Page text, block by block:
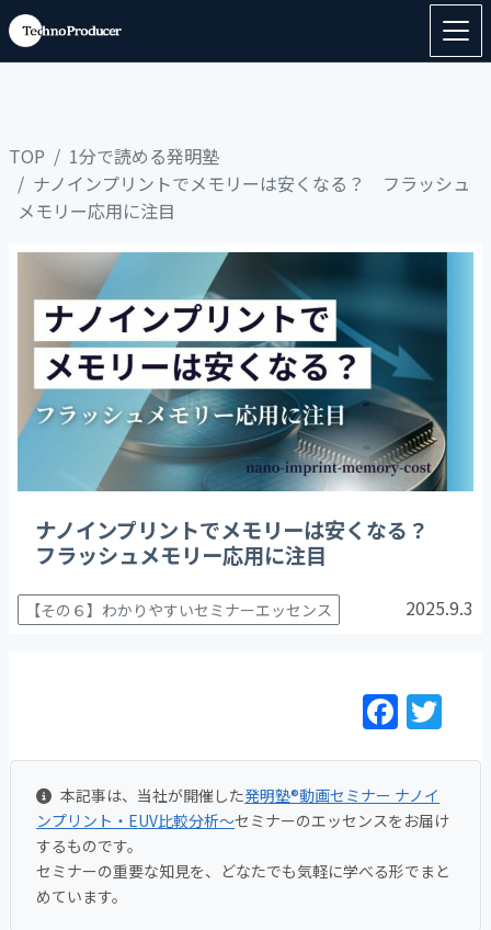
TOP
1分で読める発明塾
ナノインプリントでメモリーは安くなる？ フラッシュ
メモリー応用に注目
ナノインプリントでメモリーは安くなる？
フラッシュメモリー応用に注目
【その６】わかりやすいセミナーエッセンス 2025.9.3
F
a
c
e
b
o
itt
er
本記事は、当社が開催した発明塾®動画セミナー ナノイ
ンプリント・EUV比較分析～セミナーのエッセンスをお届け
するものです。
セミナーの重要な知見を、どなたでも気軽に学べる形でまと
めています。